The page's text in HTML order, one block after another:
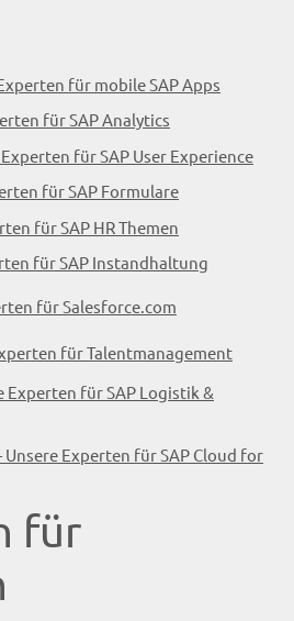
für mobile SAP Apps
für SAP Analytics
für SAP User Experience
für SAP Formulare
für SAP HR Themen
für SAP Instandhaltung
für Salesforce.com
für Talentmanagement
Experten für SAP Logistik &
Experten für SAP Cloud for
für